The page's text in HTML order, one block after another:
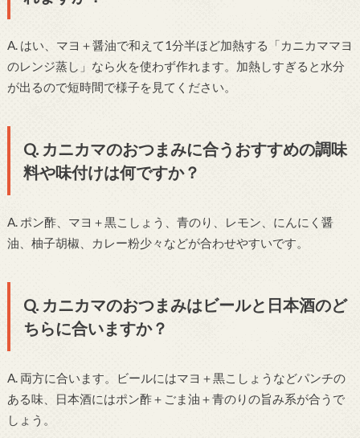
A. はい、マヨ＋醤油で和えて1分半ほど加熱する「カニカママヨ
のレンジ蒸し」なら火を使わず作れます。加熱しすぎると水分
が出るので短時間で様子を見てください。
Q. カニカマのおつまみに合うおすすめの調味
料や味付けは何ですか？
A. ポン酢、マヨ＋黒こしょう、青のり、レモン、にんにく醤
油、柚子胡椒、カレー粉少々などが合わせやすいです。
Q. カニカマのおつまみはビールと日本酒のど
ちらに合いますか？
A. 両方に合います。ビールにはマヨ＋黒こしょうなどパンチの
ある味、日本酒にはポン酢＋ごま油＋青のりの旨み系が合うで
しょう。